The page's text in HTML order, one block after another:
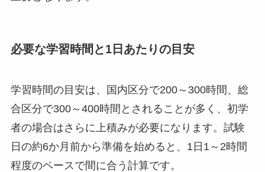
必要な学習時間と1日あたりの目安
学習時間の目安は、国内区分で200～300時間、総
合区分で300～400時間とされることが多く、初学
者の場合はさらに上積みが必要になります。試験
日の約6か月前から準備を始めると、1日1～2時間
程度のペースで間に合う計算です。